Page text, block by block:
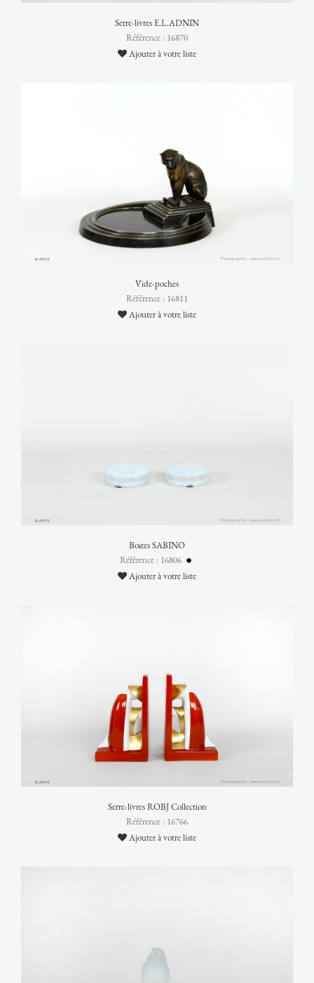
Serre-livres E.L.ADNIN
Référence : 16870
Ajouter à votre liste
Vide-poches
Référence : 16811
Ajouter à votre liste
Boîtes SABINO
Référence : 16806
Ajouter à votre liste
Serre-livres ROBJ Collection
Référence : 16766
Ajouter à votre liste